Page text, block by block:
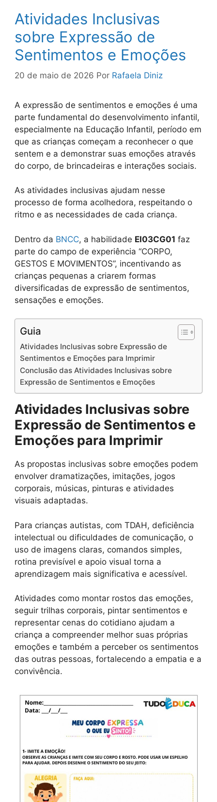
Atividades Inclusivas
sobre Expressão de
Sentimentos e Emoções
20 de maio de 2026 Por Rafaela Diniz
A expressão de sentimentos e emoções é uma
parte fundamental do desenvolvimento infantil,
especialmente na Educação Infantil, período em
que as crianças começam a reconhecer o que
sentem e a demonstrar suas emoções através
do corpo, de brincadeiras e interações sociais.
As atividades inclusivas ajudam nesse
processo de forma acolhedora, respeitando o
ritmo e as necessidades de cada criança.
Dentro da BNCC, a habilidade EI03CG01 faz
parte do campo de experiência “CORPO,
GESTOS E MOVIMENTOS”, incentivando as
crianças pequenas a criarem formas
diversificadas de expressão de sentimentos,
sensações e emoções.
Guia
Atividades Inclusivas sobre Expressão de
Sentimentos e Emoções para Imprimir
Conclusão das Atividades Inclusivas sobre
Expressão de Sentimentos e Emoções
Atividades Inclusivas sobre
Expressão de Sentimentos e
Emoções para Imprimir
As propostas inclusivas sobre emoções podem
envolver dramatizações, imitações, jogos
corporais, músicas, pinturas e atividades
visuais adaptadas.
Para crianças autistas, com TDAH, deficiência
intelectual ou dificuldades de comunicação, o
uso de imagens claras, comandos simples,
rotina previsível e apoio visual torna a
aprendizagem mais significativa e acessível.
Atividades como montar rostos das emoções,
seguir trilhas corporais, pintar sentimentos e
representar cenas do cotidiano ajudam a
criança a compreender melhor suas próprias
emoções e também a perceber os sentimentos
das outras pessoas, fortalecendo a empatia e a
convivência.